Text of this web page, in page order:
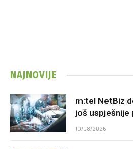
NAJNOVIJE
m:tel NetBiz
još uspješnije
10/08/2026